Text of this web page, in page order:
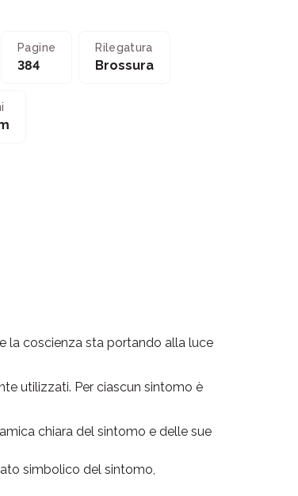
Pagine
384
Rilegatura
Brossura
la coscienza sta portando alla luce
utilizzati. Per ciascun sintomo è
chiara del sintomo e delle sue
simbolico del sintomo,